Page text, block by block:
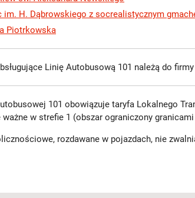
im. H. Dąbrowskiego z socrealistycznym
Piotrkowska
Linię Autobusową 101 należą do
101 obowiązuje taryfa Lokalnego
w strefie 1 (obszar ograniczony
rozdawane w pojazdach, nie